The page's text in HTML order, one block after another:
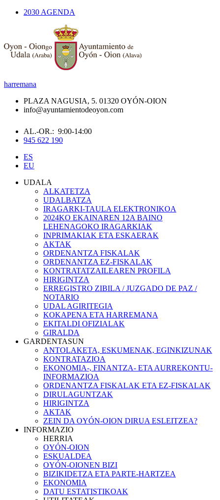
2030 AGENDA
harremana
PLAZA NAGUSIA, 5. 01320 OYÓN-OION
info@ayuntamientodeoyon.com
AL.-OR.: 9:00-14:00
945 622 190
ES
EU
UDALA
ALKATETZA
UDALBATZA
IRAGARKI-TAULA ELEKTRONIKOA
2024KO EKAINAREN 12A BAINO
LEHENAGOKO IRAGARKIAK
INPRIMAKIAK ETA ESKAERAK
AKTAK
ORDENANTZA FISKALAK
ORDENANTZA EZ-FISKALAK
KONTRATATZAILEAREN PROFILA
HIRIGINTZA
ERREGISTRO ZIBILA / JUZGADO DE PAZ /
NOTARIO
UDAL AGIRITEGIA
KOKAPENA ETA HARREMANA
EKITALDI OFIZIALAK
GIRALDA
GARDENTASUN
ANTOLAKETA, ESKUMENAK, EGINKIZUNAK
KONTRATAZIOA
EKONOMIA-, FINANTZA- ETA AURREKONTU-
INFORMAZIOA
ORDENANTZA FISKALAK ETA EZ-FISKALAK
DIRULAGUNTZAK
HIRIGINTZA
AKTAK
ZEIN DA OYÓN-OION DIRUA ESLEITZEA?
INFORMAZIO
HERRIA
OYÓN-OION
ESKUALDEA
OYÓN-OIONEN BIZI
BIZIKIDETZA ETA PARTE-HARTZEA
EKONOMIA
DATU ESTATISTIKOAK